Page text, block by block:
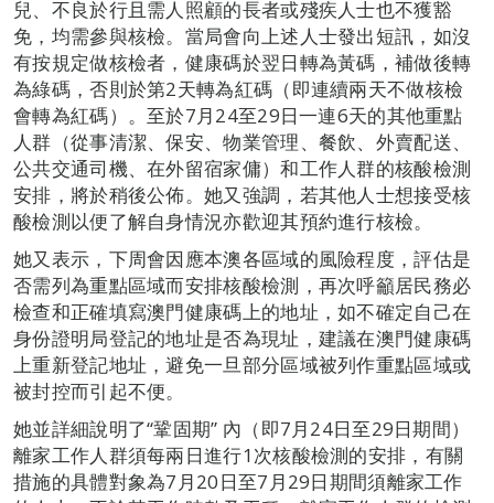
兒、不良於行且需人照顧的長者或殘疾人士也不獲豁
免，均需參與核檢。當局會向上述人士發出短訊，如沒
有按規定做核檢者，健康碼於翌日轉為黃碼，補做後轉
為綠碼，否則於第2天轉為紅碼（即連續兩天不做核檢
會轉為紅碼）。至於7月24至29日一連6天的其他重點
人群（從事清潔、保安、物業管理、餐飲、外賣配送、
公共交通司機、在外留宿家傭）和工作人群的核酸檢測
安排，將於稍後公佈。她又強調，若其他人士想接受核
酸檢測以便了解自身情況亦歡迎其預約進行核檢。
她又表示，下周會因應本澳各區域的風險程度，評估是
否需列為重點區域而安排核酸檢測，再次呼籲居民務必
檢查和正確填寫澳門健康碼上的地址，如不確定自己在
身份證明局登記的地址是否為現址，建議在澳門健康碼
上重新登記地址，避免一旦部分區域被列作重點區域或
被封控而引起不便。
她並詳細說明了“鞏固期” 內（即7月24日至29日期間）
離家工作人群須每兩日進行1次核酸檢測的安排，有關
措施的具體對象為7月20日至7月29日期間須離家工作